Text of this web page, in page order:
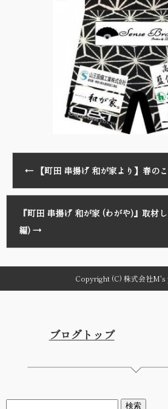
← 【町田 串揚げ 和が家より】春の
『町田 串揚げ 和が家 (わがや)』取材
編) →
Copyright (C) 株式会社M's
ブログトップ